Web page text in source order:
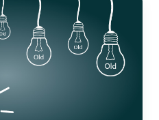
要的是如何解读这些数据
察力，最终指导我们的行
探，需要从蛛丝马迹中找
你需要对收集到的数据进
个杂乱的房间一样，将物
如，你可以将链接按照来
（如文本链接、图片链
松搞定，让你在搜索引擎
胜千里。它可以帮助你了
改进，以及如何更好地优
名和更多的流量。 1. 竞争
不殆 使用 Ahrefs 的网站
手的域名，即可全面了解
以分析他们的链接来源、
到了一把打开国际市场大
网站在全球范围内获得更
搜索引擎优化策略可以帮
牌知名度，最终带来更高
将为你揭秘一系列强大且
工具。我们会深入探讨每
提供一些实际操作的建